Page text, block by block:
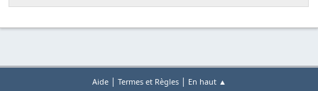
Aide| Termes et Règles| En haut ▲